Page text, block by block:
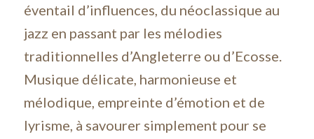
éventail d’influences, du néoclassique au
jazz en passant par les mélodies
traditionnelles d’Angleterre ou d’Ecosse.
Musique délicate, harmonieuse et
mélodique, empreinte d’émotion et de
lyrisme, à savourer simplement pour se